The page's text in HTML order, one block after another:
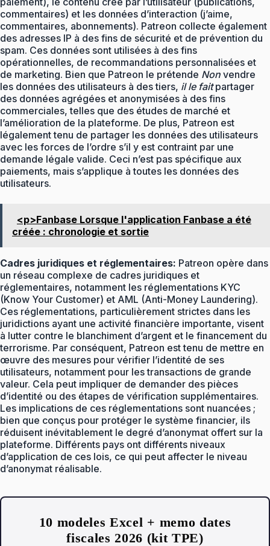
commentaires) et les données d’interaction (j’aime,
commentaires, abonnements). Patreon collecte également
des adresses IP à des fins de sécurité et de prévention du
spam. Ces données sont utilisées à des fins
opérationnelles, de recommandations personnalisées et
de marketing. Bien que Patreon le prétende Non vendre
les données des utilisateurs à des tiers, il le faitpartager
des données agrégées et anonymisées à des fins
commerciales, telles que des études de marché et
l’amélioration de la plateforme. De plus, Patreon est
légalement tenu de partager les données des utilisateurs
avec les forces de l’ordre s’il y est contraint par une
demande légale valide. Ceci n’est pas spécifique aux
paiements, mais s’applique à toutes les données des
utilisateurs.
<p>Fanbase Lorsque l'application Fanbase a été
créée : chronologie et sortie
Cadres juridiques et réglementaires: Patreon opère dans
un réseau complexe de cadres juridiques et
réglementaires, notamment les réglementations KYC
(Know Your Customer) et AML (Anti-Money Laundering).
Ces réglementations, particulièrement strictes dans les
juridictions ayant une activité financière importante, visent
à lutter contre le blanchiment d’argent et le financement du
terrorisme. Par conséquent, Patreon est tenu de mettre en
œuvre des mesures pour vérifier l’identité de ses
utilisateurs, notamment pour les transactions de grande
valeur. Cela peut impliquer de demander des pièces
d’identité ou des étapes de vérification supplémentaires.
Les implications de ces réglementations sont nuancées ;
bien que conçus pour protéger le système financier, ils
réduisent inévitablement le degré d’anonymat offert sur la
plateforme. Différents pays ont différents niveaux
d’application de ces lois, ce qui peut affecter le niveau
d’anonymat réalisable.
10 modeles Excel + memo dates
fiscales 2026 (kit TPE)